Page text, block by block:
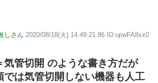
しさん 2020/08/18(火) 14:49:21.86 ID:upwFA8xx0
気管切開 のような書き方だが
では気管切開しない機器も人工